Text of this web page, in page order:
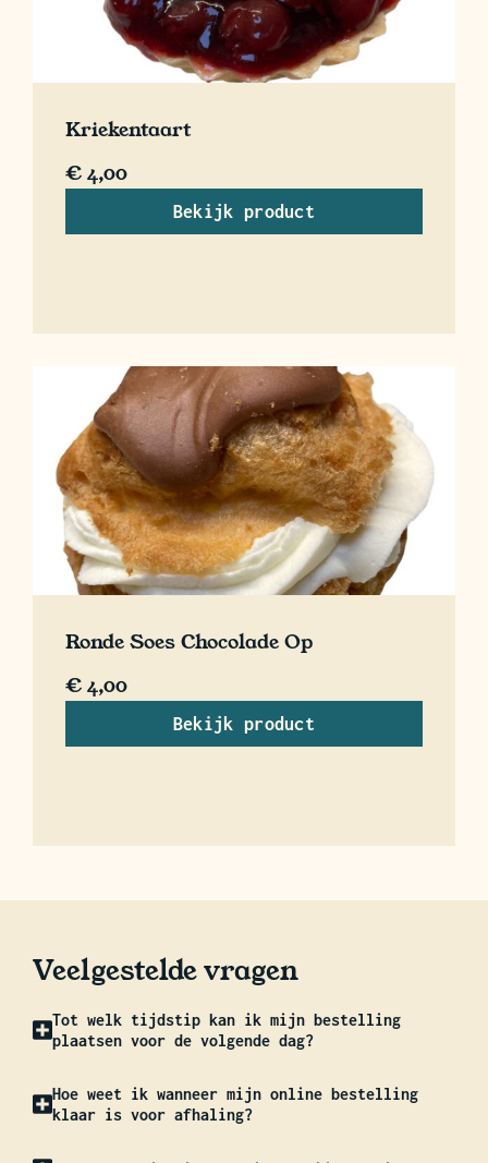
Kriekentaart
€4,00
Bekijk product
Ronde Soes Chocolade Op
€4,00
Bekijk product
Veelgestelde vragen
Tot welk tijdstip kan ik mijn bestelling
plaatsen voor de volgende dag?
Hoe weet ik wanneer mijn online bestelling
klaar is voor afhaling?